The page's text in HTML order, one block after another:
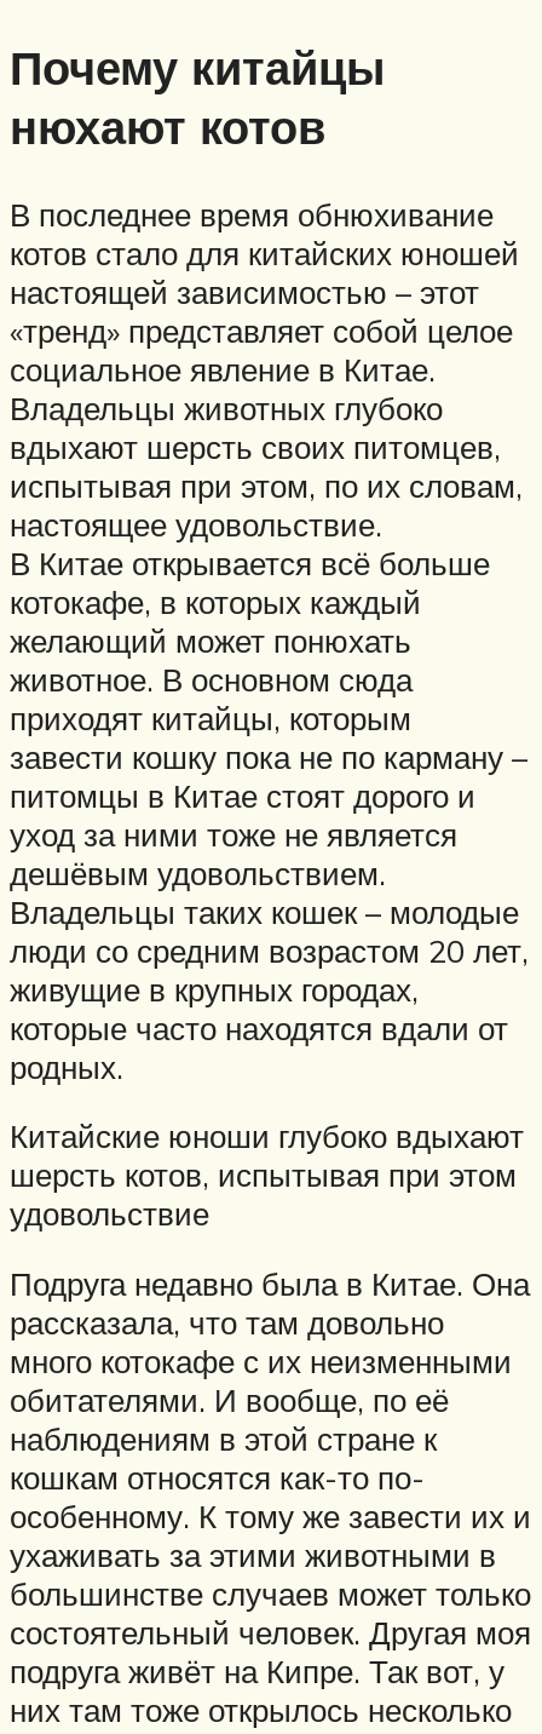
Почему китайцы
нюхают котов
В последнее время обнюхивание
котов стало для китайских юношей
настоящей зависимостью – этот
«тренд» представляет собой целое
социальное явление в Китае.
Владельцы животных глубоко
вдыхают шерсть своих питомцев,
испытывая при этом, по их словам,
настоящее удовольствие.
В Китае открывается всё больше
котокафе, в которых каждый
желающий может понюхать
животное. В основном сюда
приходят китайцы, которым
завести кошку пока не по карману –
питомцы в Китае стоят дорого и
уход за ними тоже не является
дешёвым удовольствием.
Владельцы таких кошек – молодые
люди со средним возрастом 20 лет,
живущие в крупных городах,
которые часто находятся вдали от
родных.
Китайские юноши глубоко вдыхают
шерсть котов, испытывая при этом
удовольствие
Подруга недавно была в Китае. Она
рассказала, что там довольно
много котокафе с их неизменными
обитателями. И вообще, по её
наблюдениям в этой стране к
кошкам относятся как-то по-
особенному. К тому же завести их и
ухаживать за этими животными в
большинстве случаев может только
состоятельный человек. Другая моя
подруга живёт на Кипре. Так вот, у
них там тоже открылось несколько